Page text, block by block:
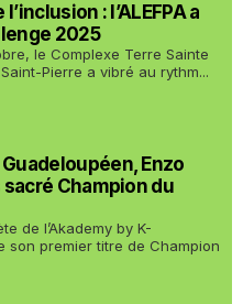
: l’ALEFPA a
2025
le Complexe Terre Sainte
Pierre a vibré au rythm...
Enzo
sacré Champion du
de l’Akademy by K-
son premier titre de Champion